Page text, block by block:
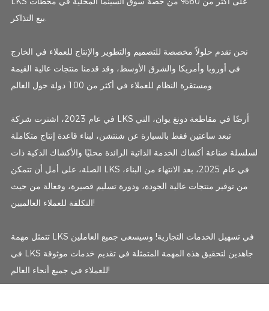
بيع التذاكر.
نحن نقدم حلولاً مخصصة للتصميم والتطوير والإنتاج للعملاء في الخارج
في أوروبا وأمريكا والشرق الأوسط، وقد قدمنا ​​منتجات عالية القيمة
ومستقرة النظام للعملاء في أكثر من 100 دولة حول العالم.
في عام 2023، اشترت شركة LKS أرضًا في مقاطعة دونغ يوان، التي
تبعد ساعتين فقط بالسيارة عن شنتشن، لبناء قاعدة إنتاج متكاملة
لسلسلة صناعة أكشاك الخدمة الذاتية الرائدة محليًا والأكشاك الذكية ذات
الصلة، على أمل أن تتمكن LKS في عام 2025، بعد الانتهاء من البناء،
من توفير منتجات عالية الجودة، ودورة تسليم قصيرة، وفعالة من حيث
التكلفة للعملاء العالميين!
تتمثل مهمة LKS في تسهيل الخدمات التجارية! وسيسعى جميع العاملين
في LKS جاهدين لتحقيق هذه المهمة المتمثلة في تقديم خدمات موثوقة
للعملاء في جميع أنحاء العالم!